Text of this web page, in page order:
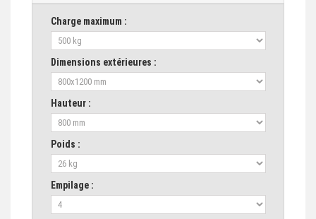
Charge maximum :
Dimensions extérieures :
Hauteur :
Poids :
Empilage :